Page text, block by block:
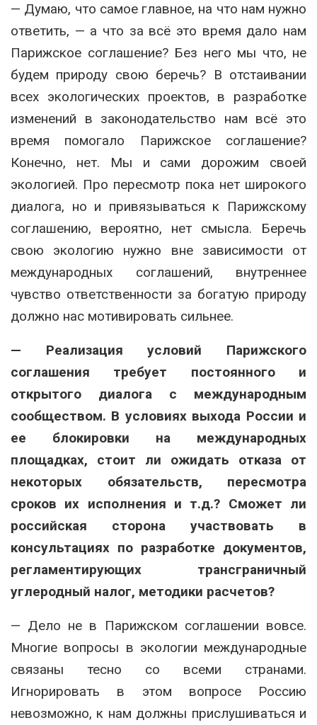
— Думаю, что самое главное, на что нам нужно
ответить, — а что за всё это время дало нам
Парижское соглашение? Без него мы что, не
будем природу свою беречь? В отстаивании
всех экологических проектов, в разработке
изменений в законодательство нам всё это
время помогало Парижское соглашение?
Конечно, нет. Мы и сами дорожим своей
экологией. Про пересмотр пока нет широкого
диалога, но и привязываться к Парижскому
соглашению, вероятно, нет смысла. Беречь
свою экологию нужно вне зависимости от
международных соглашений, внутреннее
чувство ответственности за богатую природу
должно нас мотивировать сильнее.
— Реализация условий Парижского
соглашения требует постоянного и
открытого диалога с международным
сообществом. В условиях выхода России и
ее блокировки на международных
площадках, стоит ли ожидать отказа от
некоторых обязательств, пересмотра
сроков их исполнения и т.д.? Сможет ли
российская сторона участвовать в
консультациях по разработке документов,
регламентирующих трансграничный
углеродный налог, методики расчетов?
— Дело не в Парижском соглашении вовсе.
Многие вопросы в экологии международные
связаны тесно со всеми странами.
Игнорировать в этом вопросе Россию
невозможно, к нам должны прислушиваться и